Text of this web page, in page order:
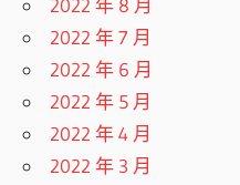
2022 年 8 月
2022 年 7 月
2022 年 6 月
2022 年 5 月
2022 年 4 月
2022 年 3 月